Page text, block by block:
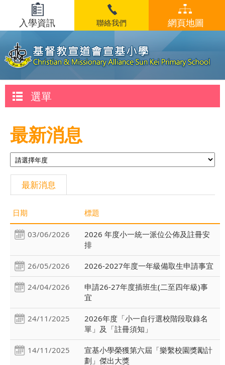
入學資訊 聯絡我們 網頁地圖
選單
最新消息
最新消息
日期 標題
03/06/2026
2026 年度小一統一派位公佈及註冊安
排
26/05/2026 2026-2027年度一年級備取生申請事宜
24/04/2026
申請26-27年度插班生(二至四年級)事
宜
24/11/2025
2026年度「小一自行選校階段取錄名
單」及「註冊須知」
14/11/2025
宣基小學榮獲第六屆「樂繫校園獎勵計
劃」傑出大獎